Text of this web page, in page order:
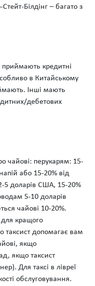
Білдінг – багато з
приймають кредитні
в Китайському
Інші мають
дебетових
чайові: перукарям: 15-
або 15-20% від
2-5 доларів США, 15-20%
5-10 доларів
чайові 10-20%.
кращого
таксист допомагає вам
якщо
якщо таксист
Для таксі в лівреї
обслуговування.